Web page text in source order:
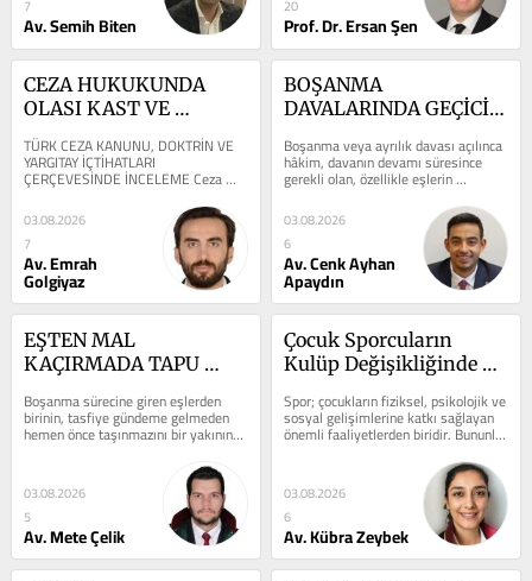
7
Av. Semih Biten
20
Prof. Dr. Ersan Şen
CEZA HUKUKUNDA
OLASI KAST VE
AYRIMI
TÜRK CEZA KANUNU, DOKTRİN VE
YARGITAY İÇTİHATLARI
ÇERÇEVESİNDE İNCELEME Ceza
hukukunda manevi unsur, suçun
oluşumunda belirleyici...
03.08.2026
7
Av. Emrah
Golgiyaz
BOŞANMA
DAVALARINDA GEÇİCİ
İLİŞKİN SORUNLAR
Boşanma veya ayrılık davası açılınca
hâkim, davanın devamı süresince
gerekli olan, özellikle eşlerin
barınmasına, geçimine, eşlerin...
03.08.2026
6
Av. Cenk Ayhan
Apaydın
EŞTEN MAL
KAÇIRMADA TAPU
YETKİSİ: HUKUK
GENEL KURULU'NUN
Boşanma sürecine giren eşlerden
birinin, tasfiye gündeme gelmeden
hemen önce taşınmazını bir yakınına
ya da güvendiği bir üçüncü...
03.08.2026
5
Av. Mete Çelik
Çocuk Sporcuların
Kulüp Değişikliğinde
ve Görüşünün Hukuki
Önemi
Spor; çocukların fiziksel, psikolojik ve
sosyal gelişimlerine katkı sağlayan
önemli faaliyetlerden biridir. Bununla
birlikte çocukların...
03.08.2026
6
Av. Kübra Zeybek